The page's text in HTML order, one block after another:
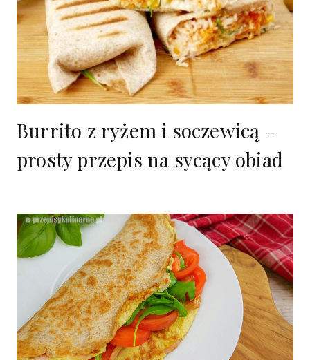
Burrito z ryżem i soczewicą –
prosty przepis na sycący obiad